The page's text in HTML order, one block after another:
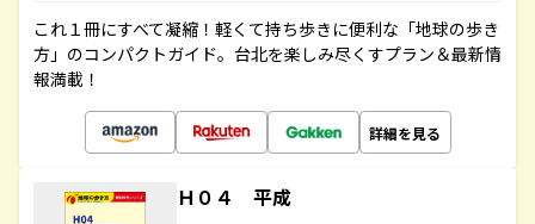
これ１冊にすべて凝縮！軽くて持ち歩きに便利な「地球の歩き
方」のコンパクトガイド。台北を楽しみ尽くすプラン＆最新情
報満載！
詳細を見る
Ｈ０４ 平成